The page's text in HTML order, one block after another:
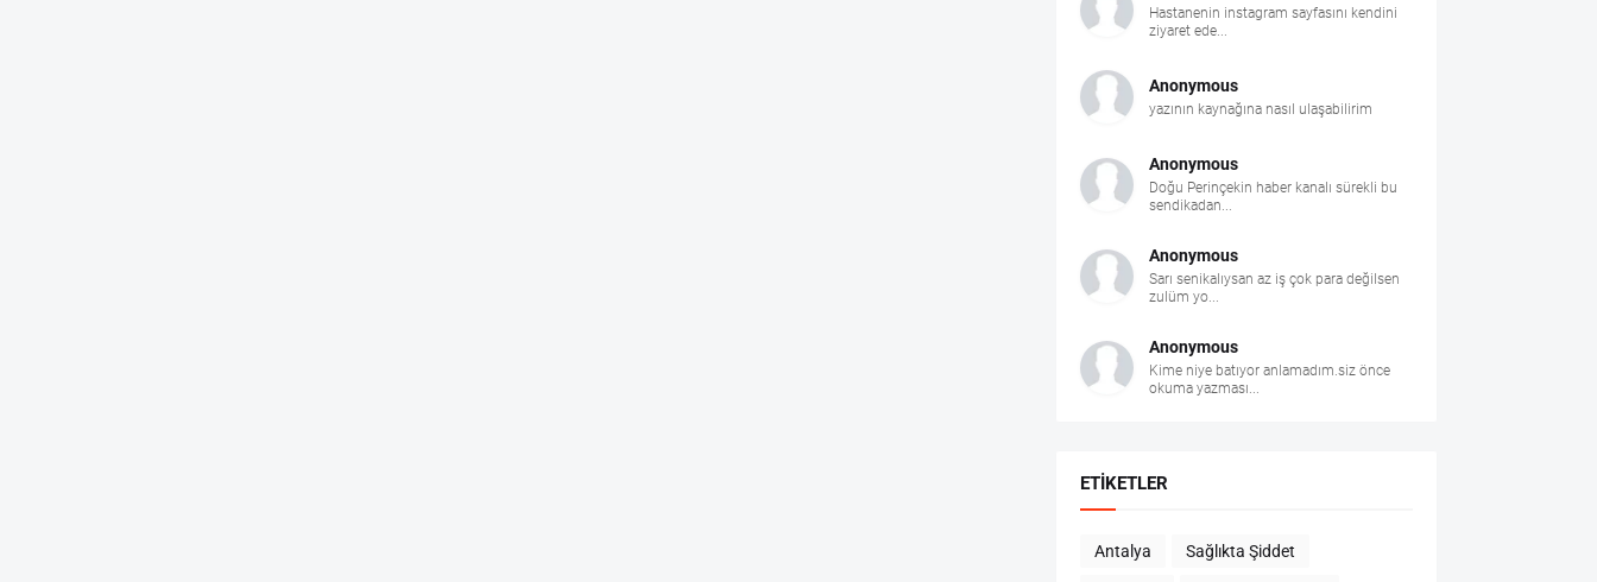
Hastanenin instagram sayfasını kendini
ziyaret ede...
Anonymous
yazının kaynağına nasıl ulaşabilirim
Anonymous
Doğu Perinçekin haber kanalı sürekli bu
sendikadan...
Anonymous
Sarı senikalıysan az iş çok para değilsen
zulüm yo...
Anonymous
Kime niye batıyor anlamadım.siz önce
okuma yazması...
ETIKETLER
Antalya Sağlıkta Şiddet